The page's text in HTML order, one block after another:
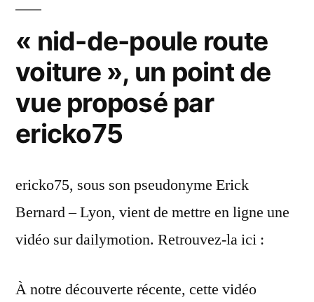
« nid-de-poule route
voiture », un point de
vue proposé par
ericko75
ericko75, sous son pseudonyme Erick
Bernard – Lyon, vient de mettre en ligne une
vidéo sur dailymotion. Retrouvez-la ici :
À notre découverte récente, cette vidéo